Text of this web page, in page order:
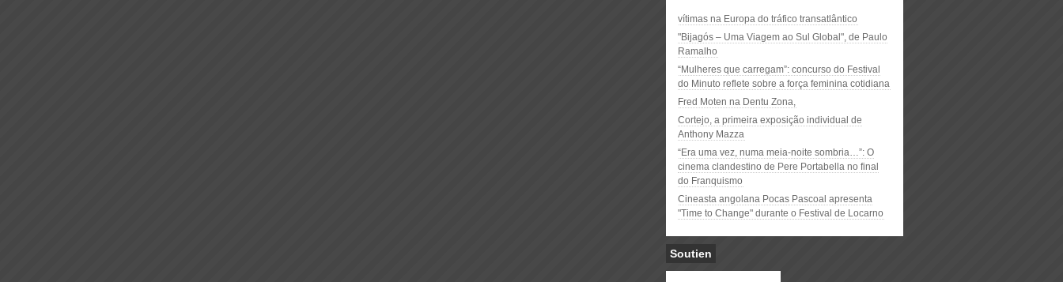
vítimas na Europa do tráfico transatlântico
"Bijagós – Uma Viagem ao Sul Global", de Paulo
Ramalho
“Mulheres que carregam”: concurso do Festival
do Minuto reflete sobre a força feminina cotidiana
Fred Moten na Dentu Zona,
Cortejo, a primeira exposição individual de
Anthony Mazza
“Era uma vez, numa meia-noite sombria…”: O
cinema clandestino de Pere Portabella no final
do Franquismo
Cineasta angolana Pocas Pascoal apresenta
"Time to Change" durante o Festival de Locarno
Soutien